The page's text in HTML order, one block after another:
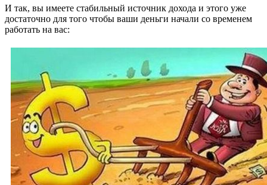
И так, вы имеете стабильный источник дохода и этого уже
достаточно для того чтобы ваши деньги начали со временем
работать на вас: